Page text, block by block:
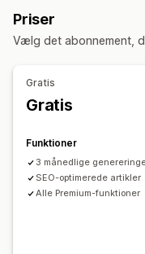
SEO
Søgeordsoptimering
Optimering af indhold
Priser
Vælg det abonnement,
Gratis
Gratis
Funktioner
3 månedlige
SEO-optimerede artikler
Alle Premium-funktioner